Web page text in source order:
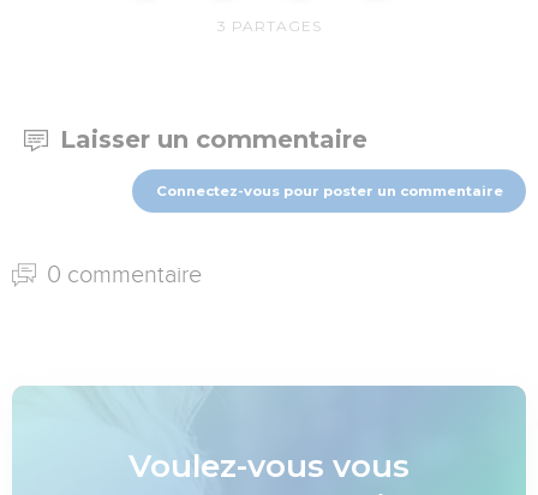
3 PARTAGES
Laisser un commentaire
Connectez-vous pour poster un commentaire
0 commentaire
Voulez-vous vous